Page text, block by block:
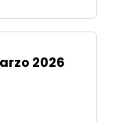
2026